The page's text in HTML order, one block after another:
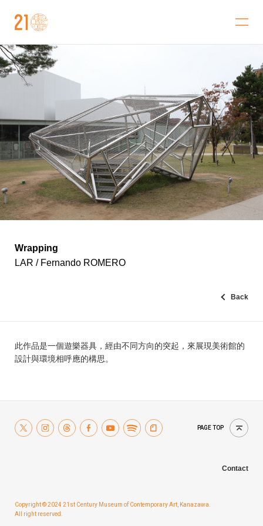
Wrapping
LAR / Fernando ROMERO
Back
此作品是一個遊樂器具，經由不同方向的突起，來展現美術館的
設計與環境相呼應的構思。
PAGE TOP
Copyright © 2024 21st Century Museum of Contemporary Art, Kanazawa.
All right reserved.
Contact